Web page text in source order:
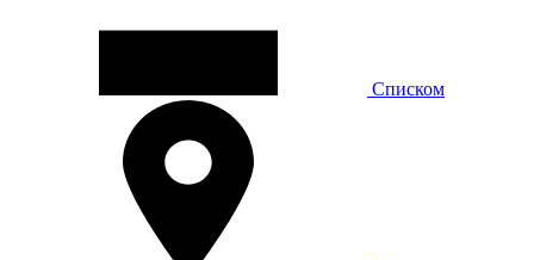
Списком